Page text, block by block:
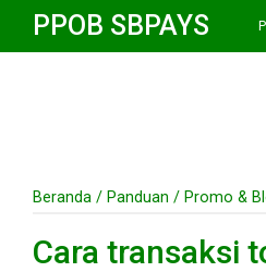
PPOB SBPAYS
Beranda / Panduan / Promo &
Cara transaksi